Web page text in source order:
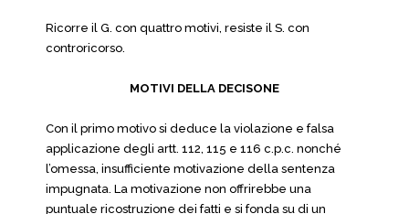
Ricorre il G. con quattro motivi, resiste il S. con
controricorso.
MOTIVI DELLA DECISONE
Con il primo motivo si deduce la violazione e falsa
applicazione degli artt. 112, 115 e 116 c.p.c. nonché
l’omessa, insufficiente motivazione della sentenza
impugnata. La motivazione non offrirebbe una
puntuale ricostruzione dei fatti e si fonda su di un